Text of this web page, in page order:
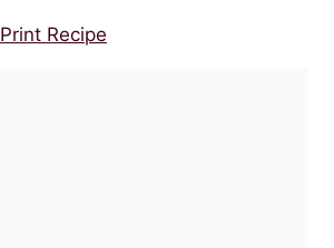
Print Recipe